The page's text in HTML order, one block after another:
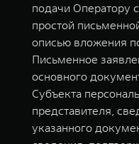
подачи Оператору
простой
описью вложения
Письменное
основного
Субъекта
представителя,
указанного